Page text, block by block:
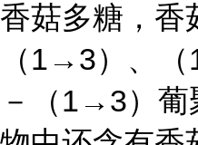
香菇多糖，香
（1→3）、
－（1→3）葡